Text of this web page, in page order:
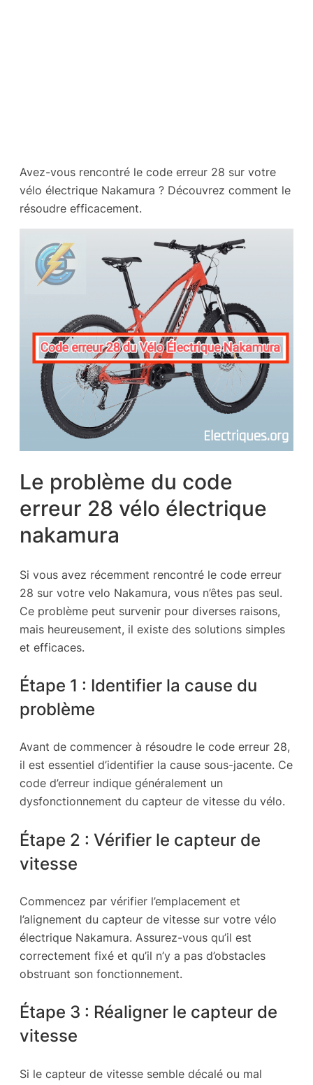
Avez-vous rencontré le code erreur 28 sur votre
vélo électrique Nakamura ? Découvrez comment le
résoudre efficacement.
Le problème du code
erreur 28 vélo électrique
nakamura
Si vous avez récemment rencontré le code erreur
28 sur votre velo Nakamura, vous n’êtes pas seul.
Ce problème peut survenir pour diverses raisons,
mais heureusement, il existe des solutions simples
et efficaces.
Étape 1 : Identifier la cause du
problème
Avant de commencer à résoudre le code erreur 28,
il est essentiel d’identifier la cause sous-jacente. Ce
code d’erreur indique généralement un
dysfonctionnement du capteur de vitesse du vélo.
Étape 2 : Vérifier le capteur de
vitesse
Commencez par vérifier l’emplacement et
l’alignement du capteur de vitesse sur votre vélo
électrique Nakamura. Assurez-vous qu’il est
correctement fixé et qu’il n’y a pas d’obstacles
obstruant son fonctionnement.
Étape 3 : Réaligner le capteur de
vitesse
Si le capteur de vitesse semble décalé ou mal